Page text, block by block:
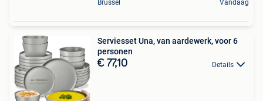
Brussel Vandaag
Serviesset Una, van aardewerk, voor 6
personen
€ 77,10 Details